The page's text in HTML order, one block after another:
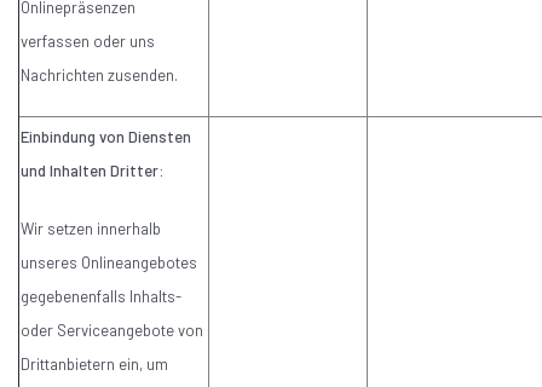
Onlinepräsenzen
verfassen oder uns
Nachrichten zusenden.
Einbindung von Diensten
und Inhalten Dritter:
Wir setzen innerhalb
unseres Onlineangebotes
gegebenenfalls Inhalts-
oder Serviceangebote von
Drittanbietern ein, um